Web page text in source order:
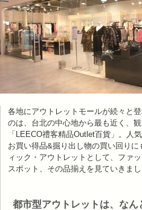
各地にアウトレットモールが続々と
のは、台北の中心地から最も近く、
「LEECO禮客精品Outlet百貨」。人
お買い得品&掘り出し物の買い回り
ィック・アウトレットとして、ファ
スポット、その品揃えを見ていきまし
都市型アウトレットは、な